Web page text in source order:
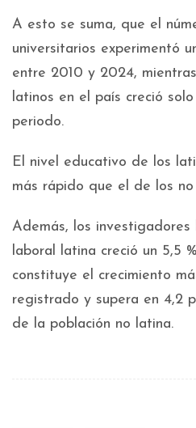
A esto se suma, que el
universitarios experimentó
entre 2010 y 2024,
latinos en el país creció
periodo.
El nivel educativo de los
más rápido que el de los no
Además, los
laboral latina creció un 5,5
constituye el crecimiento
registrado y supera en 4,2
de la población no latina.